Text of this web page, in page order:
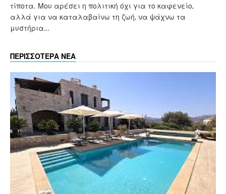
τίποτα. Μου αρέσει η πολιτική όχι για το καφενείο,
αλλά για να καταλαβαίνω τη ζωή, να ψάχνω τα
μυστήρια…
ΠΕΡΙΣΣΟΤΕΡΑ ΝΕΑ